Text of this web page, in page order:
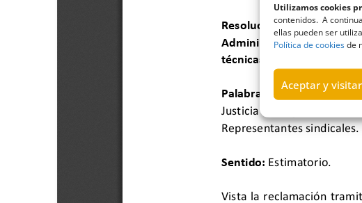
Utilizamos cookies
contenidos. A
ellas pueden ser
Política de cookiesde
Aceptar y